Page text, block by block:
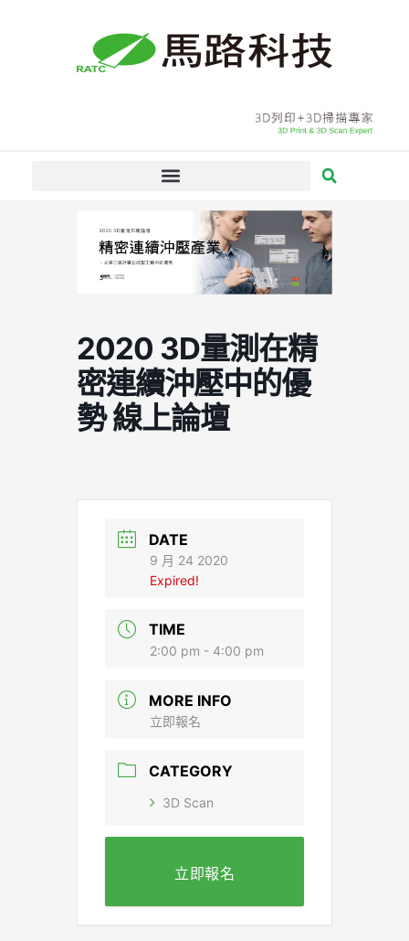
2020 3D量測在精
密連續沖壓中的優
勢 線上論壇
DATE
9 月 24 2020
Expired!
TIME
2:00 pm - 4:00 pm
MORE INFO
立即報名
CATEGORY
3D Scan
立即報名